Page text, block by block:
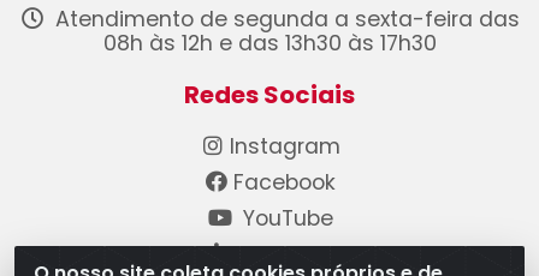
Atendimento de segunda a sexta-feira das
08h às 12h e das 13h30 às 17h30
Redes Sociais
Instagram
Facebook
YouTube
Linkedin